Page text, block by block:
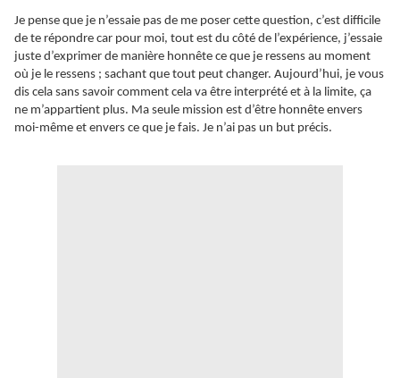
Je pense que je n’essaie pas de me poser cette question, c’est difficile
de te répondre car pour moi, tout est du côté de l’expérience, j’essaie
juste d’exprimer de manière honnête ce que je ressens au moment
où je le ressens ; sachant que tout peut changer. Aujourd’hui, je vous
dis cela sans savoir comment cela va être interprété et à la limite, ça
ne m’appartient plus. Ma seule mission est d’être honnête envers
moi-même et envers ce que je fais. Je n’ai pas un but précis.